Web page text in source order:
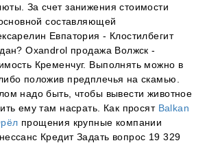
За счет занижения стоимости
составляющей
Евпатория - Клостилбегит
Oxandrol продажа Волжск -
Кременчуг. Выполнять можно в
положив предплечья на скамью.
надо быть, чтобы вывести животное
ему там насрать. Как просят Balkan
прощения крупные компании
Кредит Задать вопрос 19 329